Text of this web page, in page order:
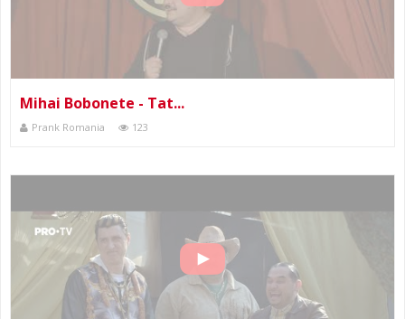
Mihai Bobonete - Tat...
Prank Romania 123